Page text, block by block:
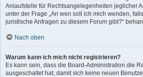
Anlaufstelle für Rechtsangelegenheiten jeglicher
unter der Frage „An wen soll ich mich wenden,
juristische Anfragen zu diesem Forum gibt?“
Nach oben
Warum kann ich mich nicht registrieren?
Es kann sein, dass die Board-Administration die
ausgeschaltet hat, damit sich keine neuen